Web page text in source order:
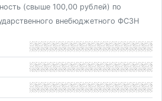
(свыше 100,00 рублей) по
внебюджетного ФСЗН